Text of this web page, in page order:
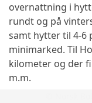
overnattning i
rundt og på
samt hytter til 4-6
minimarked. Til
kilometer og der
m.m.